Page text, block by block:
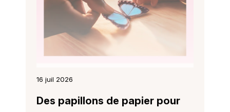
16 juil 2026
Des papillons de papier pour